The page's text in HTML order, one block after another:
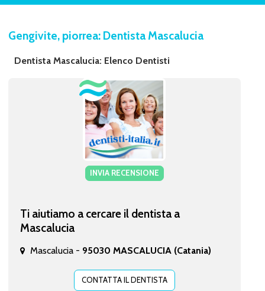
Gengivite, piorrea: Dentista Mascalucia
Dentista Mascalucia: Elenco Dentisti
INVIA RECENSIONE
Ti aiutiamo a cercare il dentista a
Mascalucia
Mascalucia - 95030 MASCALUCIA (Catania)
CONTATTA IL DENTISTA